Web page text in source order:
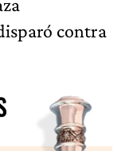
contra